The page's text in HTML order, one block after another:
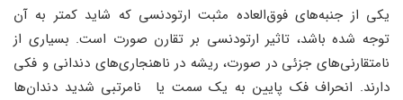
یکی از جنبه‌های فوق‌العاده مثبت ارتودنسی که شاید کمتر به آن
توجه شده باشد، تاثیر ارتودنسی بر تقارن صورت است. بسیاری از
نامتقارنی‌های جزئی در صورت، ریشه در ناهنجاری‌های دندانی و فکی
دارند. انحراف فک پایین به یک سمت یا نامرتبی شدید دندان‌ها